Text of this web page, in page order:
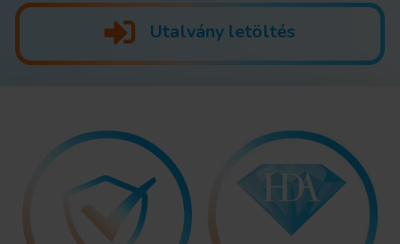
Utalvány letöltés